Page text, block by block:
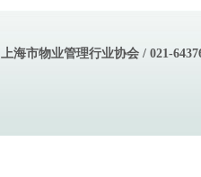
上海市物业管理行业协会 / 021-